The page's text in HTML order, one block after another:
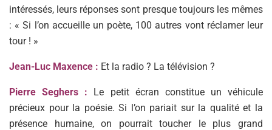
intéressés, leurs réponses sont presque toujours les mêmes
: « Si l’on accueille un poète, 100 autres vont réclamer leur
tour ! »
Jean-Luc Maxence : Et la radio ? La télévision ?
Pierre Seghers : Le petit écran constitue un véhicule
précieux pour la poésie. Si l’on pariait sur la qualité et la
présence humaine, on pourrait toucher le plus grand